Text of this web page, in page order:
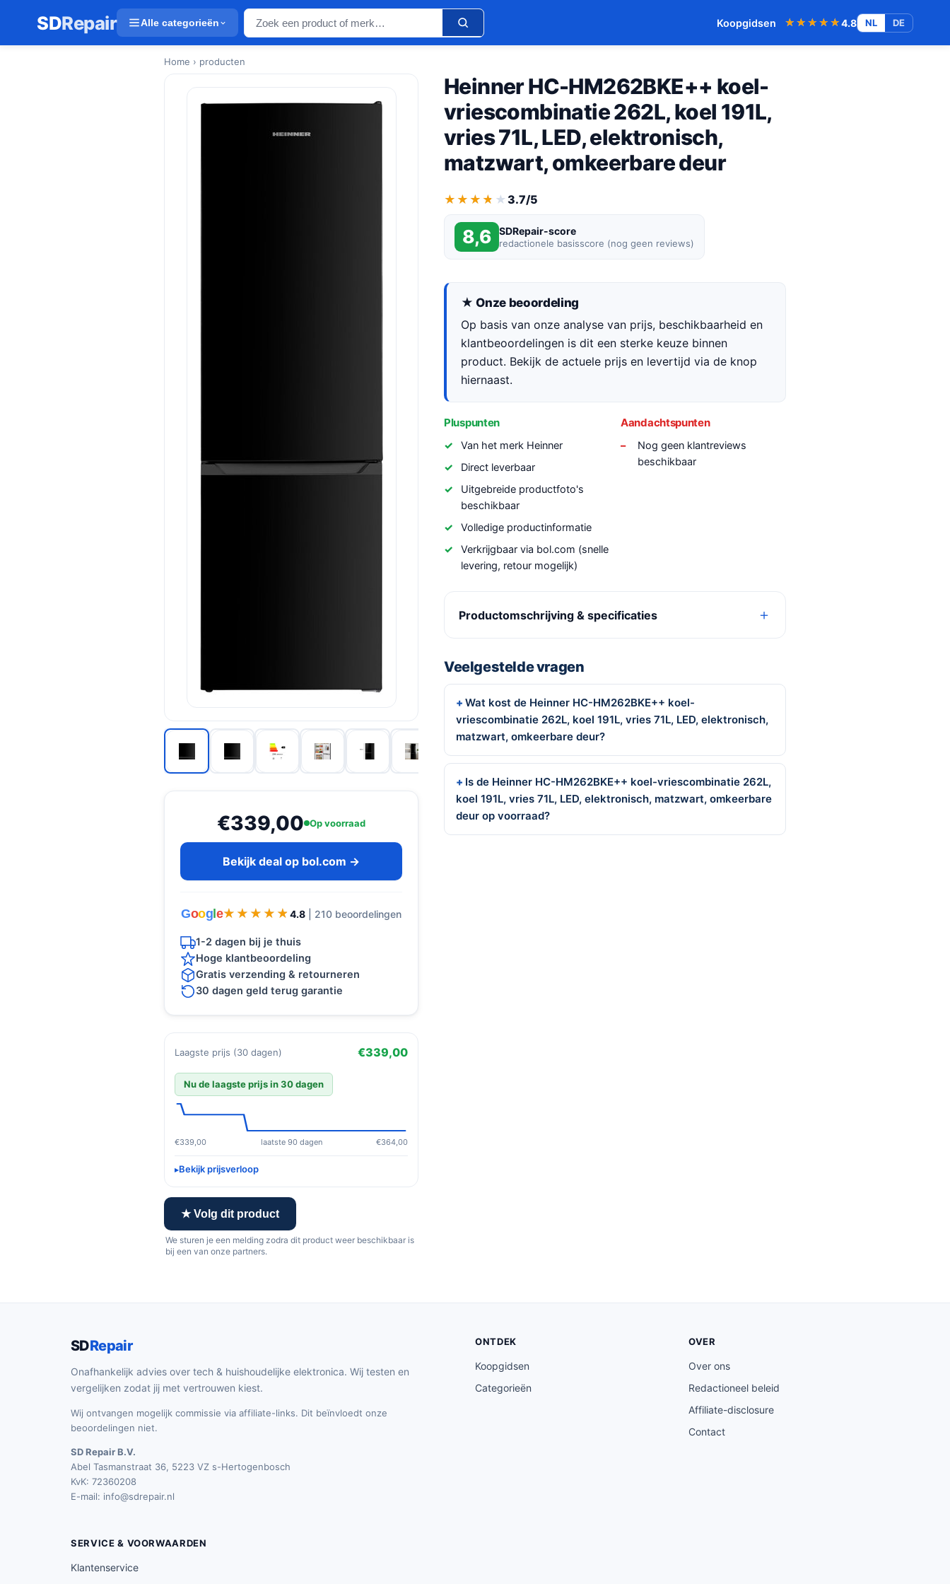
SDRepair Alle categorieën Koopgidsen ★★★★★
★★★★★4.8 NL DE
Home › producten
€339,00 Op voorraad
Bekijk deal op bol.com →
Goog e★★★★★
★★★★★ 4.8 | 210 beoordelingen
1-2 dagen bij je thuis
Hoge klantbeoordeling
Gratis verzending & retourneren
30 dagen geld terug garantie
Laagste prijs (30 dagen) €339,00
Nu de laagste prijs in 30 dagen
€339,00 laatste 90 dagen €364,00
Bekijk prijsverloop
★ Volg dit product
We sturen je een melding zodra dit product weer beschikbaar is
bij een van onze partners.
Heinner HC-HM262BKE++ koel-
vriescombinatie 262L, koel 191L,
vries 71L, LED, elektronisch,
matzwart, omkeerbare deur
★★★★★
★★★★★ 3.7/5
8,6 SDRepair-score
redactionele basisscore (nog geen reviews)
★ Onze beoordeling
Op basis van onze analyse van prijs, beschikbaarheid en
klantbeoordelingen is dit een sterke keuze binnen
product. Bekijk de actuele prijs en levertijd via de knop
hiernaast.
Pluspunten
Van het merk Heinner
Direct leverbaar
Uitgebreide productfoto's
beschikbaar
Volledige productinformatie
Verkrijgbaar via bol.com (snelle
levering, retour mogelijk)
Aandachtspunten
Nog geen klantreviews
beschikbaar
Productomschrijving & specificaties
Veelgestelde vragen
Wat kost de Heinner HC-HM262BKE++ koel-
vriescombinatie 262L, koel 191L, vries 71L, LED, elektronisch,
matzwart, omkeerbare deur?
Is de Heinner HC-HM262BKE++ koel-vriescombinatie 262L,
koel 191L, vries 71L, LED, elektronisch, matzwart, omkeerbare
deur op voorraad?
SDRepair
Onafhankelijk advies over tech & huishoudelijke elektronica. Wij testen en
vergelijken zodat jij met vertrouwen kiest.
Wij ontvangen mogelijk commissie via affiliate-links. Dit beïnvloedt onze
beoordelingen niet.
SD Repair B.V.
Abel Tasmanstraat 36, 5223 VZ s-Hertogenbosch
KvK: 72360208
E-mail: info@sdrepair.nl
ONTDEK
Koopgidsen
Categorieën
OVER
Over ons
Redactioneel beleid
Affiliate-disclosure
Contact
SERVICE & VOORWAARDEN
Klantenservice